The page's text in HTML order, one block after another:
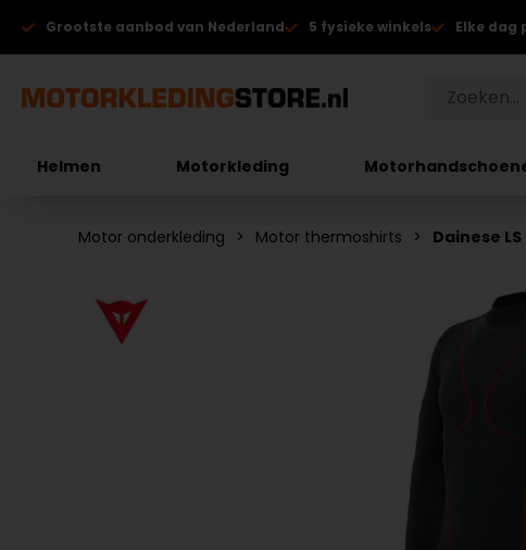
Grootste aanbod van Nederland 5 fysieke winkels Elke dag
Helmen Motorkleding
Motor onderkleding Motor thermoshirts Dainese